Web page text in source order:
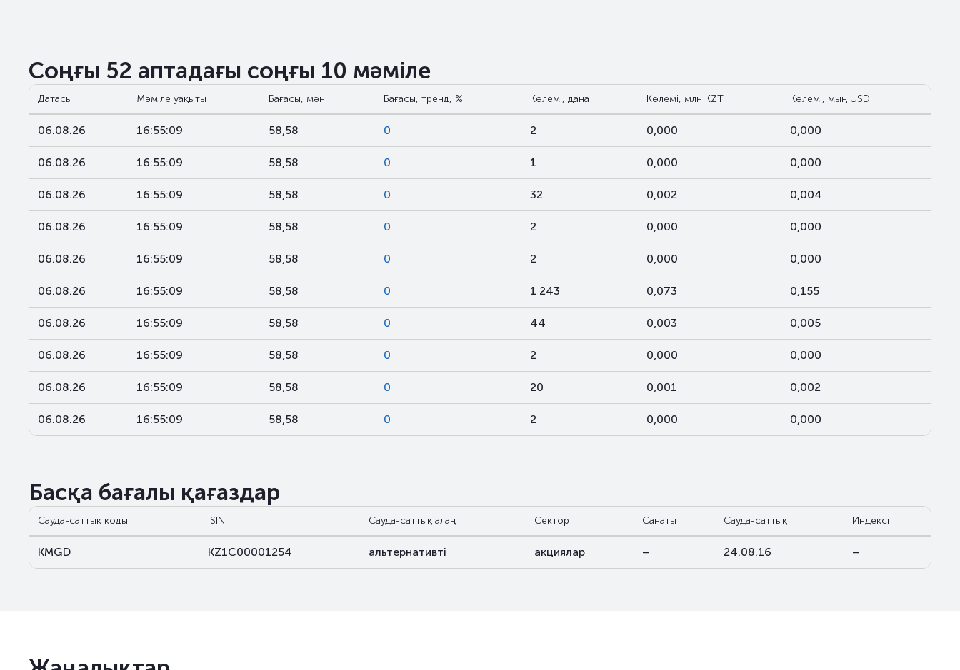
Соңғы 52 аптадағы соңғы 10 мәміле
Датасы Мәміле уақыты Бағасы, мәні Бағасы, тренд, % Көлемі, дана Көлемі, млн KZT Көлемі, мың USD
06.08.26 16:55:09 58,58 0 2 0,000 0,000
06.08.26 16:55:09 58,58 0 1 0,000 0,000
06.08.26 16:55:09 58,58 0 32 0,002 0,004
06.08.26 16:55:09 58,58 0 2 0,000 0,000
06.08.26 16:55:09 58,58 0 2 0,000 0,000
06.08.26 16:55:09 58,58 0 1 243 0,073 0,155
06.08.26 16:55:09 58,58 0 44 0,003 0,005
06.08.26 16:55:09 58,58 0 2 0,000 0,000
06.08.26 16:55:09 58,58 0 20 0,001 0,002
06.08.26 16:55:09 58,58 0 2 0,000 0,000
Басқа бағалы қағаздар
Сауда-саттық коды ISIN Сауда-саттық алаң Сектор Санаты Сауда-саттық Индексі
KMGD KZ1C00001254 альтернативті акциялар – 24.08.16 –